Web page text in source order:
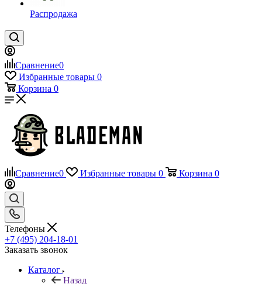
Распродажа
Сравнение0
Избранные товары 0
Корзина 0
Сравнение0 Избранные товары 0 Корзина 0
Телефоны
+7 (495) 204-18-01
Заказать звонок
Каталог
Назад